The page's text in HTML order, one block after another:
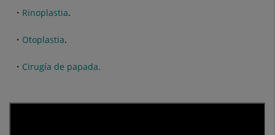
Rinoplastia.
Otoplastia.
Cirugía de papada.